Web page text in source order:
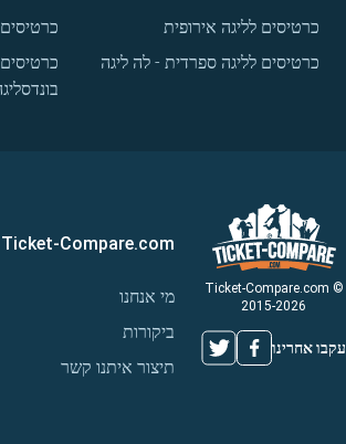
כרטיסים לליגה אירופית
כרטיסים לליגה ספרדית - לה ליגה
© Ticket-Compare.com
2015-2026
עקבו אחרינו
Ticket-Compare.com
מי אנחנו
ביקורות
תיצור איתנו קשר